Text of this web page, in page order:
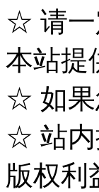
☆ 请一
本站提
☆ 如果
☆ 站内
版权利